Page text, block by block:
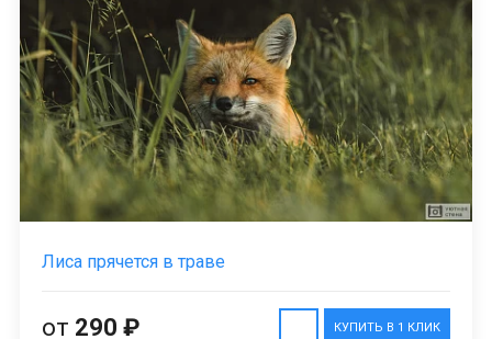
Лиса прячется в траве
КУПИТЬ В 1 КЛИК
от 290 ₽